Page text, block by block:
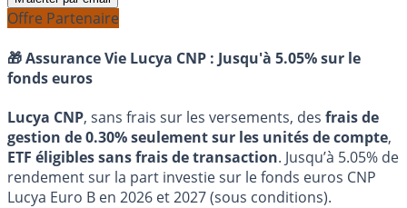
Offre Partenaire
🎁 Assurance Vie Lucya CNP : Jusqu'à 5.05% sur le
fonds euros
Lucya CNP, sans frais sur les versements, des frais de
gestion de 0.30% seulement sur les unités de compte,
ETF éligibles sans frais de transaction. Jusqu’à 5.05% de
rendement sur la part investie sur le fonds euros CNP
Lucya Euro B en 2026 et 2027 (sous conditions).